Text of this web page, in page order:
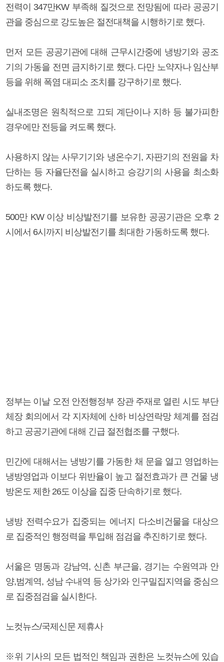
전력이 347만KW 부족해 질것으로 전망됨에 따라 공공기
관을 중심으로 강도높은 절전대책을 시행하기로 했다.
먼저 모든 공공기관에 대해 근무시간중에 냉방기와 공조
기의 가동을 전면 금지하기로 했다. 다만 노약자나 임산부
등을 위해 폭염 대피소 조치를 강구하기로 했다.
실내조명은 원칙적으로 끄되 계단이나 지하 등 불가피한
경우에만 전등을 켜도록 했다.
사용하지 않는 사무기기와 냉온수기, 자판기의 전원을 차
단하는 등 자율단전을 실시하고 승강기의 사용을 최소화
하도록 했다.
500만 KW 이상 비상발전기를 보유한 공공기관은 오후 2
시에서 6시까지 비상발전기를 최대한 가동하도록 했다.
정부는 이날 오전 안전행정부 장관 주재로 열린 시도 부단
체장 회의에서 각 지자체에 산하 비상연락망 체계를 점검
하고 공공기관에 대해 긴급 절전협조를 구했다.
민간에 대해서는 냉방기를 가동한 채 문을 열고 영업하는
냉방영업과 이보다 위반율이 높고 절전효과가 큰 건물 냉
방온도 제한 26도 이상을 집중 단속하기로 했다.
냉방 전력수요가 집중되는 에너지 다소비건물을 대상으
로 집중적인 행정력을 투입해 점검을 추진하기로 했다.
서울은 명동과 강남역, 신촌 부근을, 경기는 수원역과 안
양,범계역, 성남 수내역 등 상가와 인구밀집지역을 중심으
로 집중점검을 실시한다.
노컷뉴스/국제신문 제휴사
※위 기사의 모든 법적인 책임과 권한은 노컷뉴스에 있습